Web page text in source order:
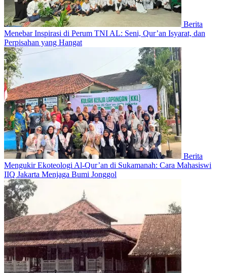
Berita
Menebar Inspirasi di Perum TNI AL: Seni, Qur’an Isyarat, dan
Perpisahan yang Hangat
Berita
Mengukir Ekoteologi Al-Qur’an di Sukamanah: Cara Mahasiswi
IIQ Jakarta Menjaga Bumi Jonggol